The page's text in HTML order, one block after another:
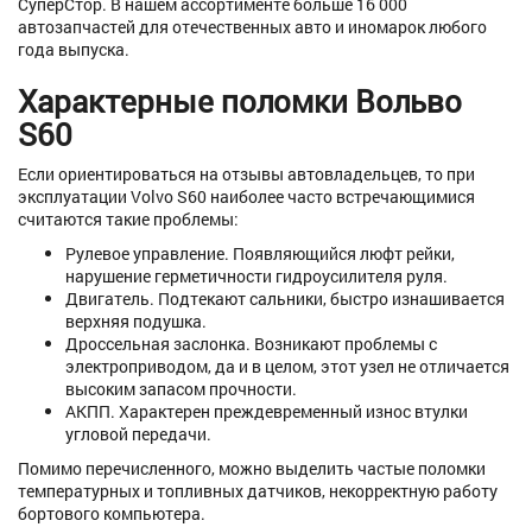
автозапчастей для отечественных авто и иномарок любого
года выпуска.
Характерные поломки Вольво
S60
Если ориентироваться на отзывы автовладельцев, то при
эксплуатации Volvo S60 наиболее часто встречающимися
считаются такие проблемы:
Рулевое управление. Появляющийся люфт рейки,
нарушение герметичности гидроусилителя руля.
Двигатель. Подтекают сальники, быстро изнашивается
верхняя подушка.
Дроссельная заслонка. Возникают проблемы с
электроприводом, да и в целом, этот узел не отличается
высоким запасом прочности.
АКПП. Характерен преждевременный износ втулки
угловой передачи.
Помимо перечисленного, можно выделить частые поломки
температурных и топливных датчиков, некорректную работу
бортового компьютера.